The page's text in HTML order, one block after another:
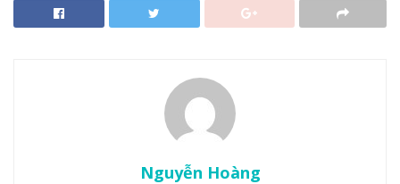
Nguyễn Hoàng